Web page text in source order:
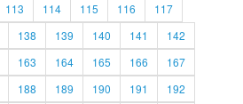
113 114 115 116
117
138 139 140 141
142
163 164 165 166
167
188 189 190 191
192